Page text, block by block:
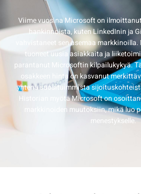
Viime vuosina Microsoft on
hankinnoista, kuten LinkedInin ja
vahvistaneet sen asemaa
tuoneet uusia asiakkaita ja
parantanut Microsoftin kilpailukykyä.
osakkeen hinta on kasvanut
yhtenä suosituimmista
Historian myötä Microsoft on
markkinoiden muutoksiin, mikä luo
menestykselle.